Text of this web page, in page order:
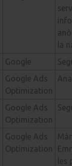
la
Google
Google Ads
Optimization
Google Ads
Optimization
Google Ads
Optimization
les